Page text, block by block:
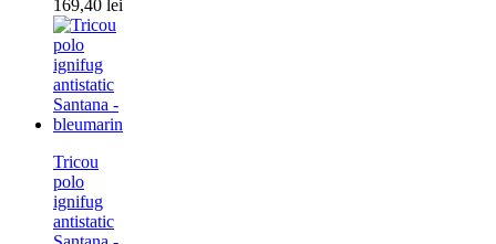
169,40 lei
Tricou
polo
ignifug
antistatic